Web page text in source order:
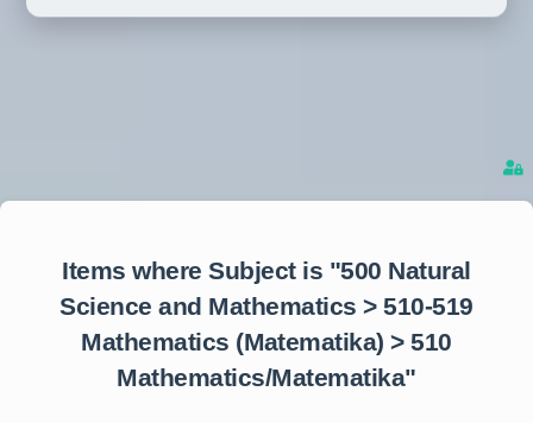
Items where Subject is "500 Natural
Science and Mathematics > 510-519
Mathematics (Matematika) > 510
Mathematics/Matematika"